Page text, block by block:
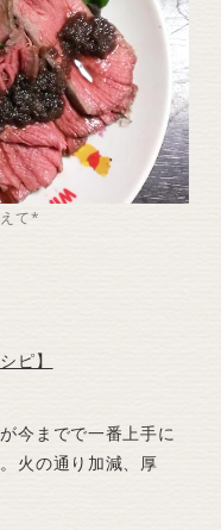
て*
ピ】
今までで一番上手に
火の通り加減、厚